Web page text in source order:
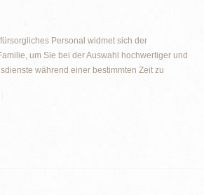
Personal widmet sich der
um Sie bei der Auswahl hochwertiger und
während einer bestimmten Zeit zu